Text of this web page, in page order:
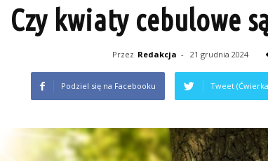
Czy kwiaty cebulowe
Przez Redakcja - 21 grudnia 2024
Podziel się na Facebooku Tweet